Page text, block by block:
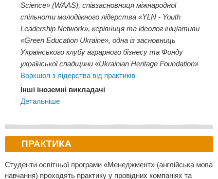
Science» (WAAS), співзасновниця міжнародної
спільноти молодіжного лідерства «YLN - Youth
Leadership Network», керівниця та ідеолог ініціативи
«Green Education Ukraine», одна із засновниць
Українського клубу аграрного бізнесу та Фонду
української спадщини «Ukrainian Heritage Foundation»
Воркшоп з лідерства від практиків
Інші іноземні викладачі
Детальніше
ПРАКТИКА
Студенти освітньої програми «Менеджмент» (англійська мова
навчання) проходять практику у провідних компаніях та